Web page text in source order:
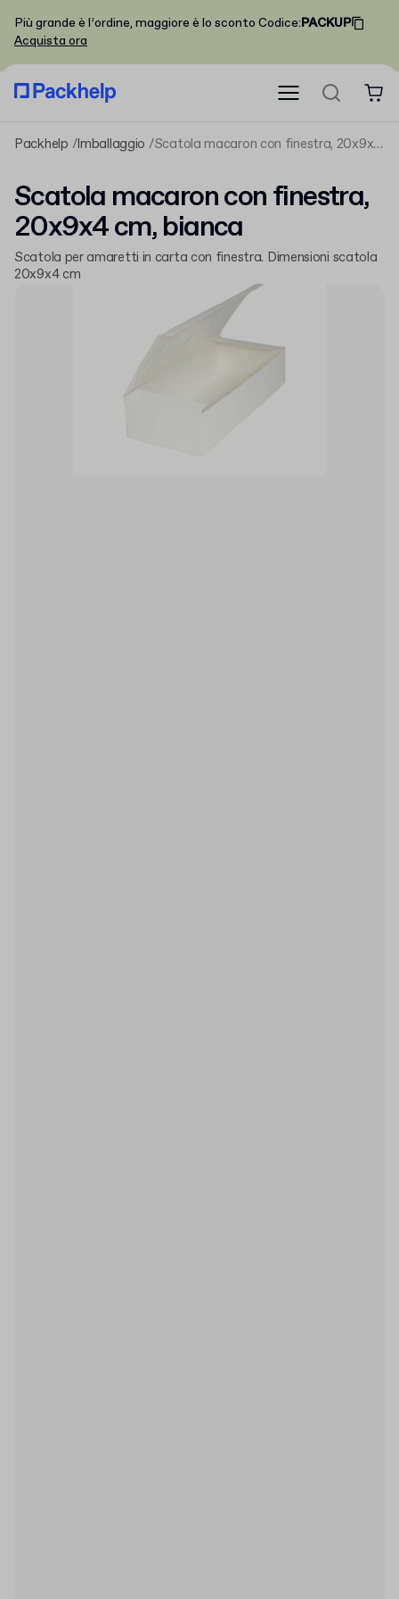
Più grande è l’ordine, maggiore è lo sconto Codice:PACKUP
Acquista ora
Packhelp Imballaggio Scatola macaron con finestra, 20x9x4 cm, bianca
Scatola macaron con finestra,
20x9x4 cm, bianca
Scatola per amaretti in carta con finestra. Dimensioni scatola
20x9x4 cm